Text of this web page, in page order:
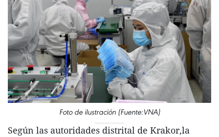
Foto de ilustración (Fuente:VNA)
Según las autoridades distrital de Krakor,la